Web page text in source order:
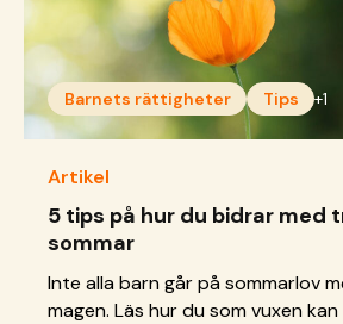
Barnets rättigheter Tips +1
Artikel
5 tips på hur du bidrar med
sommar
Inte alla barn går på sommarlov
magen. Läs hur du som vuxen